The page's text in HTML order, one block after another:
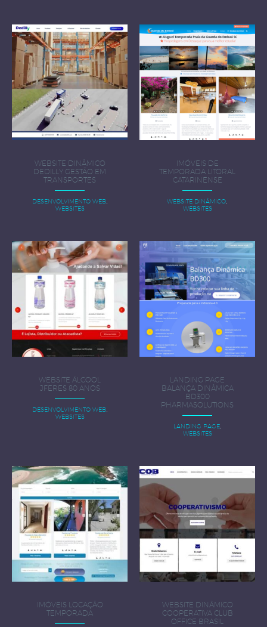
WEBSITE DINÂMICO
DEDILLY GESTÃO EM
TRANSPORTES
DESENVOLVIMENTO WEB,
WEBSITES
IMÓVEIS DE
TEMPORADA LITORAL
CATARINENSE
WEBSITE DINÂMICO,
WEBSITES
WEBSITE ÁLCOOL
JFERES 80 ANOS
DESENVOLVIMENTO WEB,
WEBSITES
LANDING PAGE
BALANÇA DINÂMICA
BD300
PHARMASOLUTIONS
LANDING PAGE,
WEBSITES
IMÓVEIS LOCAÇÃO
TEMPORADA
WEBSITE DINÂMICO
COOPERATIVA CLUB
OFFICE BRASIL